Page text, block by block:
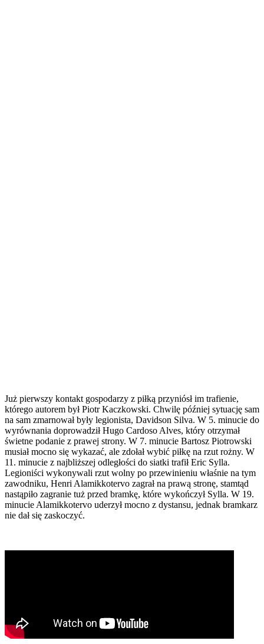
Już pierwszy kontakt gospodarzy z piłką przyniósł im trafienie,
którego autorem był Piotr Kaczkowski. Chwilę później sytuację sam
na sam zmarnował były legionista, Davidson Silva. W 5. minucie do
wyrównania doprowadził Hugo Cardoso Alves, który otrzymał
świetne podanie z prawej strony. W 7. minucie Bartosz Piotrowski
musiał mocno się wykazać, ale zdołał wybić piłkę na rzut rożny. W
11. minucie z najbliższej odległości do siatki trafił Eric Sylla.
Legioniści wykonywali rzut wolny po przewinieniu właśnie na tym
zawodniku, Henri Alamikkotervo zagrał na prawą stronę, stamtąd
nastąpiło zagranie tuż przed bramkę, które wykończył Sylla. W 19.
minucie Alamikkotervo uderzył mocno z dystansu, jednak bramkarz
nie dał się zaskoczyć.